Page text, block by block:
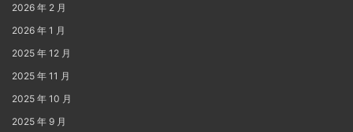
2026 年 2 月
2026 年 1 月
2025 年 12 月
2025 年 11 月
2025 年 10 月
2025 年 9 月